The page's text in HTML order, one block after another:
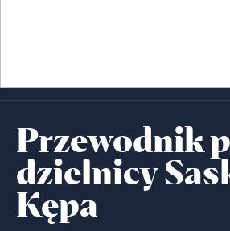
Przewodnik
dzielnicy
Kępa